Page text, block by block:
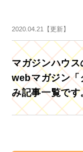
2020.04.21【更新】
マガジンハウ
webマガジン「
み記事一覧です